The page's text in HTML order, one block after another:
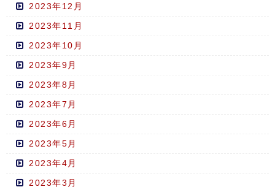
2023年12月
2023年11月
2023年10月
2023年9月
2023年8月
2023年7月
2023年6月
2023年5月
2023年4月
2023年3月